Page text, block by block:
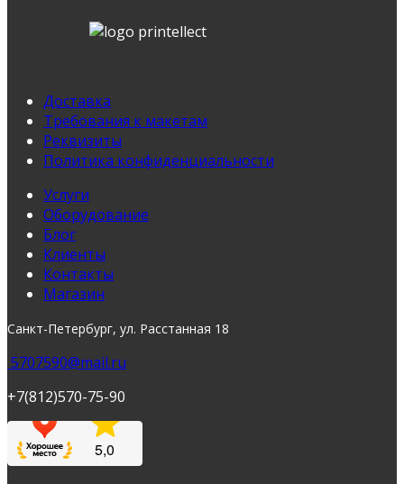
Доставка
Требования к макетам
Реквизиты
Политика конфиденциальности
Услуги
Оборудование
Блог
Клиенты
Контакты
Магазин
Санкт-Петербург, ул. Расстанная 18
5707590@mail.ru
+7(812)570-75-90